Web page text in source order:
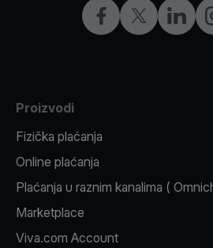
Facebook
X LinkedIn
Proizvodi
Fizička plaćanja
Online plaćanja
Plaćanja u raznim kanalima (
Marketplace
Viva.com Account